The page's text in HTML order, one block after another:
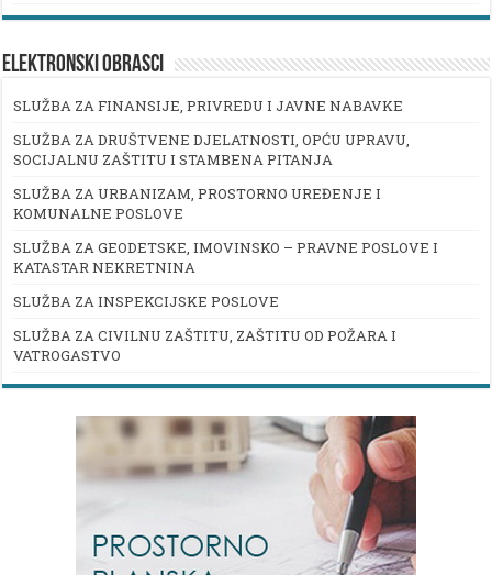
ELEKTRONSKI OBRASCI
SLUŽBA ZA FINANSIJE, PRIVREDU I JAVNE NABAVKE
SLUŽBA ZA DRUŠTVENE DJELATNOSTI, OPĆU UPRAVU,
SOCIJALNU ZAŠTITU I STAMBENA PITANJA
SLUŽBA ZA URBANIZAM, PROSTORNO UREĐENJE I
KOMUNALNE POSLOVE
SLUŽBA ZA GEODETSKE, IMOVINSKO – PRAVNE POSLOVE I
KATASTAR NEKRETNINA
SLUŽBA ZA INSPEKCIJSKE POSLOVE
SLUŽBA ZA CIVILNU ZAŠTITU, ZAŠTITU OD POŽARA I
VATROGASTVO